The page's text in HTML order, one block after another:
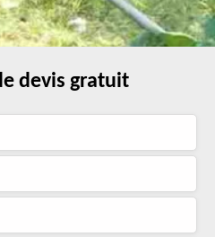
devis gratuit